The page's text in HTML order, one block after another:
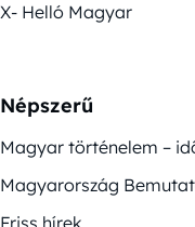
X- Helló Magyar
Népszerű
Magyar történelem –
Magyarország